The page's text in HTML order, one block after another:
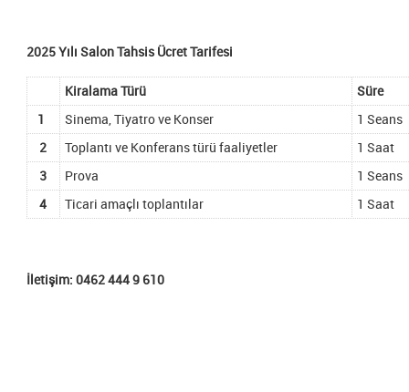
2025 Yılı Salon Tahsis Ücret Tarifesi
Kiralama Türü
Süre
1
Sinema, Tiyatro ve Konser
1 Seans
2
Toplantı ve Konferans türü faaliyetler
1 Saat
3
Prova
1 Seans
4
Ticari amaçlı toplantılar 1 Saat
İletişim: 0462 444 9 610